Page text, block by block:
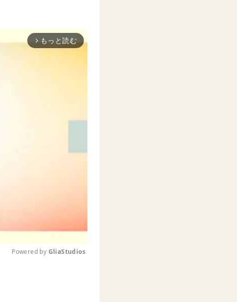
arrow_forward_ios もっと読む
Powered by GliaStudios